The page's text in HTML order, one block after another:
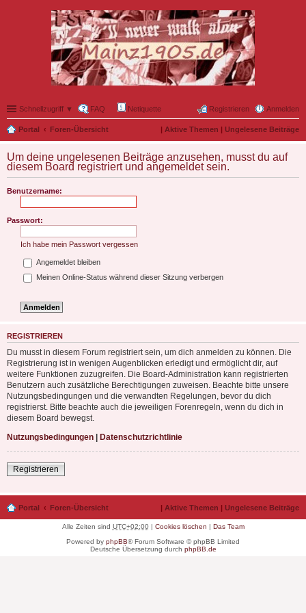
Schnellzugriff ▼ FAQ Netiquette Anmelden
Registrieren
Portal Foren-Übersicht | Aktive Themen | Ungelesene Beiträge
Um deine ungelesenen Beiträge anzusehen, musst du auf
diesem Board registriert und angemeldet sein.
Benutzername:
Passwort:
Ich habe mein Passwort vergessen
Angemeldet bleiben
Meinen Online-Status während dieser Sitzung verbergen
REGISTRIEREN
Du musst in diesem Forum registriert sein, um dich anmelden zu können. Die
Registrierung ist in wenigen Augenblicken erledigt und ermöglicht dir, auf
weitere Funktionen zuzugreifen. Die Board-Administration kann registrierten
Benutzern auch zusätzliche Berechtigungen zuweisen. Beachte bitte unsere
Nutzungsbedingungen und die verwandten Regelungen, bevor du dich
registrierst. Bitte beachte auch die jeweiligen Forenregeln, wenn du dich in
diesem Board bewegst.
Nutzungsbedingungen | Datenschutzrichtlinie
Registrieren
Portal Foren-Übersicht | Aktive Themen | Ungelesene Beiträge
Alle Zeiten sind UTC+02:00| Cookies löschen | Das Team
Powered by phpBB® Forum Software © phpBB Limited
Deutsche Übersetzung durch phpBB.de